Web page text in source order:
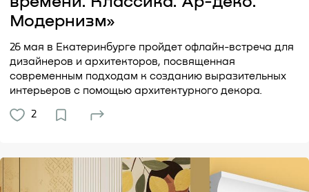
Модернизм»
26 мая в Екатеринбурге пройдет офлайн-встреча для
дизайнеров и архитекторов, посвященная
современным подходам к созданию выразительных
интерьеров с помощью архитектурного декора.
2